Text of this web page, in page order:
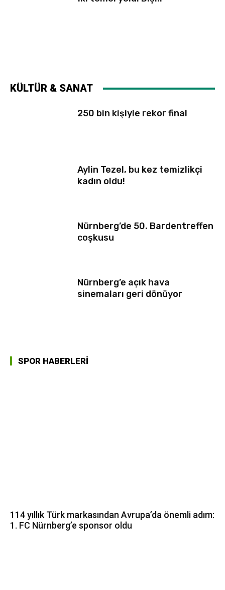
KÜLTÜR & SANAT
250 bin kişiyle rekor final
Aylin Tezel, bu kez temizlikçi
kadın oldu!
Nürnberg’de 50. Bardentreffen
coşkusu
Nürnberg’e açık hava
sinemaları geri dönüyor
SPOR HABERLERİ
114 yıllık Türk markasından Avrupa’da önemli adım:
1. FC Nürnberg’e sponsor oldu